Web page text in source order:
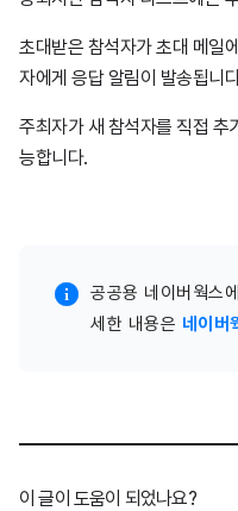
초대받은 참석자가 초대 메일
자에게 응답 알림이 발송됩니
주최자가 새 참석자를 직접 추
능합니다.
공공용 네이버웍스
세한 내용은 네이버
이 글이 도움이 되었나요?